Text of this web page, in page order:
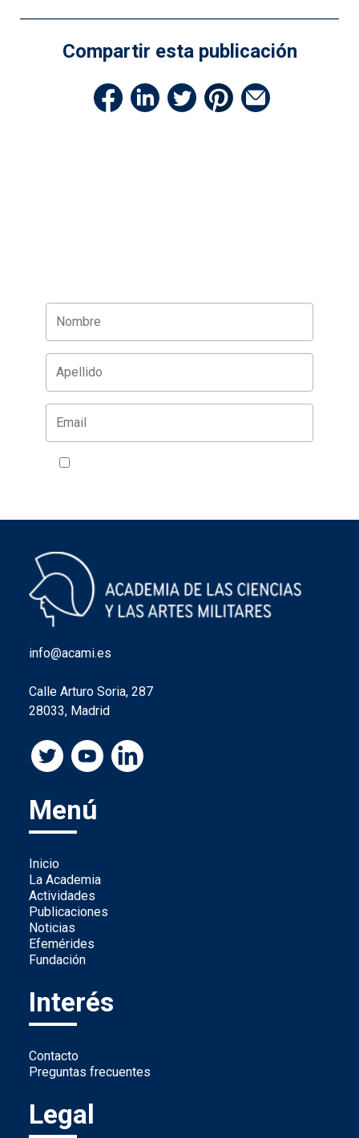
Compartir esta publicación
info@acami.es
Calle Arturo Soria, 287
28033, Madrid
Menú
Inicio
La Academia
Actividades
Publicaciones
Noticias
Efemérides
Fundación
Interés
Contacto
Preguntas frecuentes
Legal